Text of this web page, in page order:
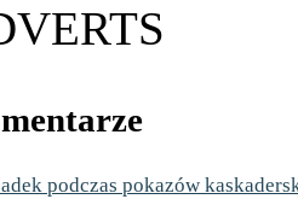
podczas pokazów